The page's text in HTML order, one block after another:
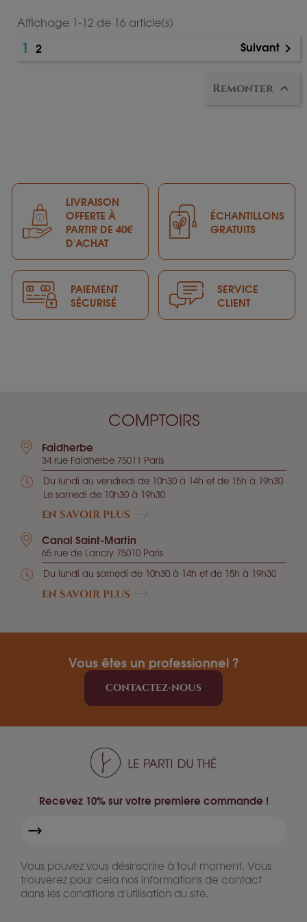
Affichage 1-12 de 16 article(s)
1 2 Suivant 
Remonter 
LIVRAISON
OFFERTE À
PARTIR DE 40€
D'ACHAT
ÉCHANTILLONS
GRATUITS
PAIEMENT
SÉCURISÉ
SERVICE
CLIENT
COMPTOIRS
Faidherbe
34 rue Faidherbe 75011 Paris
Du lundi au vendredi de 10h30 à 14h et de 15h à 19h30
Le samedi de 10h30 à 19h30
EN SAVOIR PLUS
Canal Saint-Martin
65 rue de Lancry 75010 Paris
Du lundi au samedi de 10h30 à 14h et de 15h à 19h30
EN SAVOIR PLUS
Vous êtes un professionnel ?
CONTACTEZ-NOUS
Recevez 10% sur votre premiere commande !
Vous pouvez vous désinscrire à tout moment. Vous
trouverez pour cela nos informations de contact
dans les conditions d'utilisation du site.